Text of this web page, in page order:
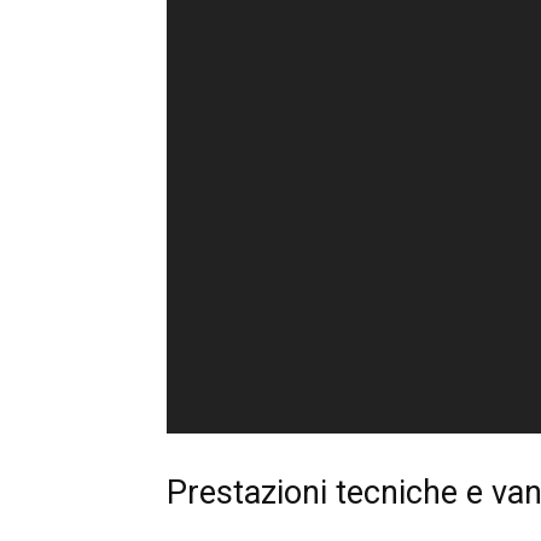
Prestazioni tecniche e